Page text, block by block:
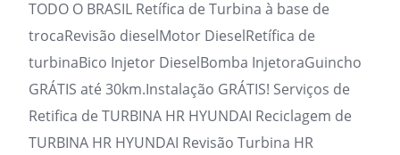
TODO O BRASIL Retífica de Turbina à base de
trocaRevisão dieselMotor DieselRetífica de
turbinaBico Injetor DieselBomba InjetoraGuincho
GRÁTIS até 30km.Instalação GRÁTIS! Serviços de
Retifica de TURBINA HR HYUNDAI Reciclagem de
TURBINA HR HYUNDAI Revisão Turbina HR